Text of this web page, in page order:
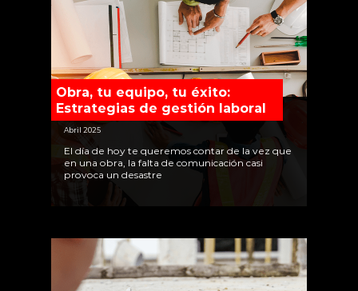
Obra, tu equipo, tu éxito:
Estrategias de gestión laboral
Abril 2025
El día de hoy te queremos contar de la vez que
en una obra, la falta de comunicación casi
provoca un desastre